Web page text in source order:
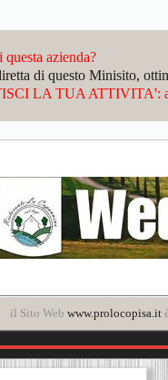
azienda?
di questo Minisito,
LA TUA ATTIVITA':
il Sito Web www.prolocopisa.it